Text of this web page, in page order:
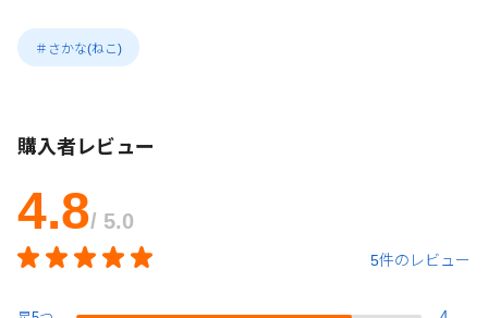
＃さかな(ねこ)
購入者レビュー
4.8/ 5.0
5件のレビュー